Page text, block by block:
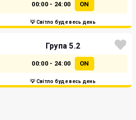
00:00 - 24:00 ON
💡 Світло буде весь день
Група 5.2
00:00 - 24:00 ON
💡 Світло буде весь день